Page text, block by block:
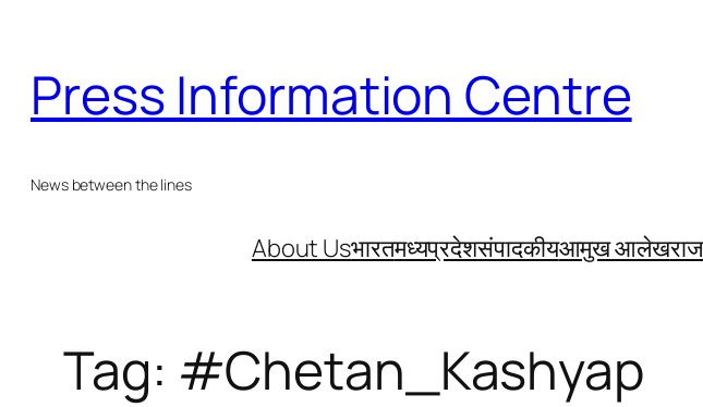
content
Press Information Centre
News between the lines
About Usभारतमध्यप्रदेशसंपादकीयआमुख आलेख
Tag: #Chetan_Kashyap